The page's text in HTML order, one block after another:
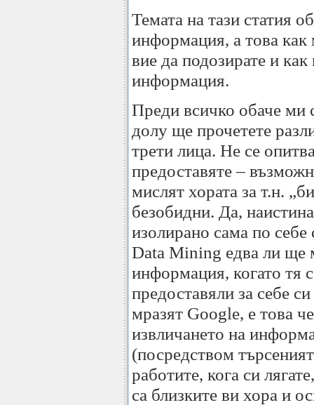
Темата на тази статия
информация, а това как
вие да подозирате и
информация.
Преди всичко обаче ми
долу ще прочетете
трети лица. Не се
предоставяте –
мислят хората за т.н.
безобидни. Да,
изолирано сама по
Data Mining едва ли ще
информация, когато тя
предоставяли за себе
мразят Google, е това
извличането на
(посредством
работите, кога си
са близките ви хора и